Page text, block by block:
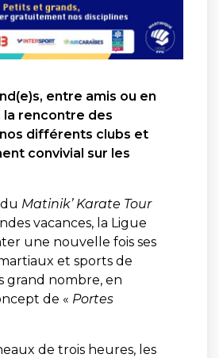
entre amis ou en
la rencontre des
différents clubs et
convivial sur les
Matinik’ Karate Tour
vacances, la Ligue
une nouvelle fois ses
et sports de
grand nombre, en
de « Portes
de trois heures, les